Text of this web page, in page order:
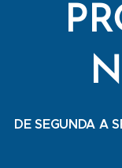
DE SEGUNDA A